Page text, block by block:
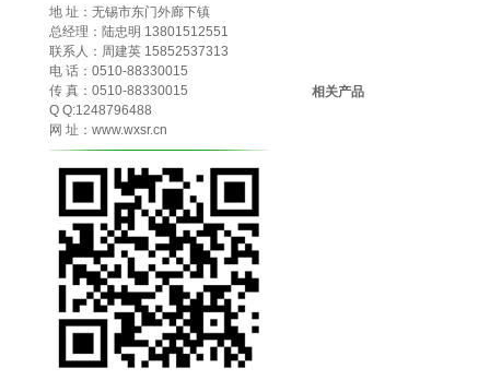
地 址：无锡市东门外廊下镇
总经理：陆忠明 13801512551
联系人：周建英 15852537313
电 话：0510-88330015
传 真：0510-88330015
Q Q:1248796488
网 址：www.wxsr.cn
相关产品